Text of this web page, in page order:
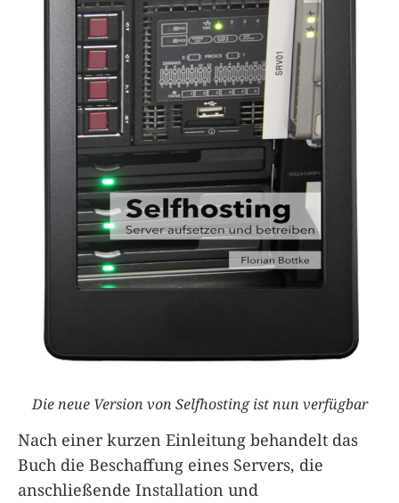
Die neue Version von Selfhosting ist nun verfügbar
Nach einer kurzen Einleitung behandelt das
Buch die Beschaffung eines Servers, die
anschließende Installation und